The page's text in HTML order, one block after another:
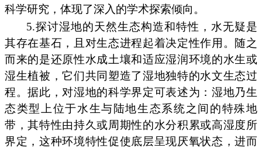
科学研究，体现了深入的学术探索倾向。
5.探讨湿地的天然生态构造和特性，水无疑是
其存在基石，且对生态进程起着决定性作用。随之
而来的是还原性水成土壤和适应湿润环境的水生或
湿生植被，它们共同塑造了湿地独特的水文生态过
程。据此，对湿地的科学界定可表述为：湿地乃生
态类型上位于水生与陆地生态系统之间的特殊地
带，其特性由持久或周期性的水分积累或高湿度所
界定，这种环境特性促使底层呈现厌氧状态，进而